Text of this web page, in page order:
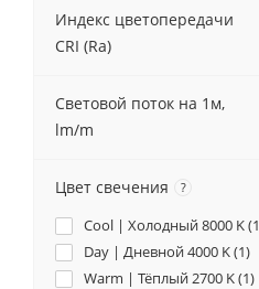
Индекс цветопередачи
CRI (Ra)
Световой поток на 1м,
lm/m
Цвет свечения ?
Cool | Холодный 8000 K (1
Day | Дневной 4000 K (1)
Warm | Тёплый 2700 K (1)